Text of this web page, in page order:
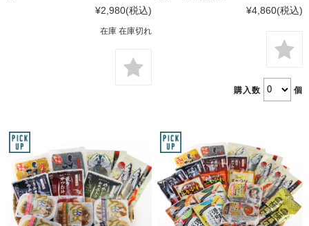
¥2,980(税込)
在庫 在庫切れ
¥4,860(税込)
購入数 個